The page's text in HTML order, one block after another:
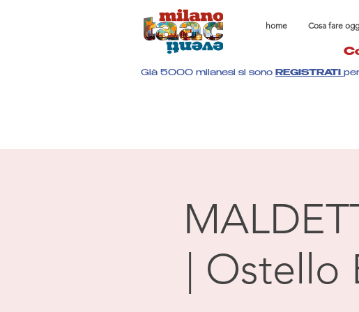
home Cosa fare
Già 5000 milanesi si sono REGISTRATI
| Ostello